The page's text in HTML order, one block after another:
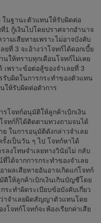
นฐานะตัวแทนให้รับผิดต่อ
1 กู้เงินไปโดยปราศจากอำนาจ
มเสียหายเพราะไม่อาจบังคับ
ยที่ 3 จะอ้างว่าโจทก์ได้ดอกเบี้ย
นให้ทราบทุกเดือนโจทก์ไม่เคย
เพราะข้อต่อสู้ของจำเลยที่ 3
รับผิดในการกระทำของตัวแทน
ให้รับผิดต่อตัวการ
โจทก์อนุมัติให้ลูกค้าเบิกเงิน
จทก์ก็ได้ติดตามทวงถามจนได้
ในการอนุมัติดังกล่าวจำเลย
งเป็นวัน ๆ ไป โจทก์หาได้
ลงโทษจำเลยทางวินัยไม่ กลับ
ได้จากการกระทำของจำเลย
าผลเสียหายอันอาจเกิดแก่โจทก์
ติให้ลูกค้าเบิกเงินเกินบัญชีโดย
ระทำผิดระเบียบข้อบังคับเกี่ยว
ว่าจำเลยผิดสัญญาตัวแทนโดย
จทก์โจทก์จะฟ้องเรียกค่าเสีย